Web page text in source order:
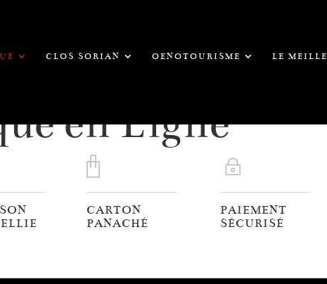
CLOS SORIAN OENOTOURISME LE
en Ligne
CARTON
PANACHÉ
PAIEMENT
SÉCURISÉ